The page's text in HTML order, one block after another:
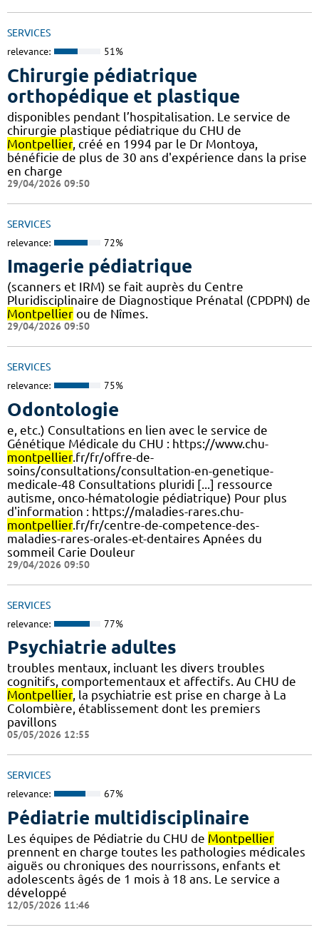
SERVICES
relevance: 51%
Chirurgie pédiatrique
orthopédique et plastique
disponibles pendant l’hospitalisation. Le service de
chirurgie plastique pédiatrique du CHU de
Montpellier, créé en 1994 par le Dr Montoya,
bénéficie de plus de 30 ans d'expérience dans la prise
en charge
29/04/2026 09:50
SERVICES
relevance: 72%
Imagerie pédiatrique
(scanners et IRM) se fait auprès du Centre
Pluridisciplinaire de Diagnostique Prénatal (CPDPN) de
Montpellier ou de Nîmes.
29/04/2026 09:50
SERVICES
relevance: 75%
Odontologie
e, etc.) Consultations en lien avec le service de
Génétique Médicale du CHU : https://www.chu-
montpellier.fr/fr/offre-de-
soins/consultations/consultation-en-genetique-
medicale-48 Consultations pluridi [...] ressource
autisme, onco-hématologie pédiatrique) Pour plus
d'information : https://maladies-rares.chu-
montpellier.fr/fr/centre-de-competence-des-
maladies-rares-orales-et-dentaires Apnées du
sommeil Carie Douleur
29/04/2026 09:50
SERVICES
relevance: 77%
Psychiatrie adultes
troubles mentaux, incluant les divers troubles
cognitifs, comportementaux et affectifs. Au CHU de
Montpellier, la psychiatrie est prise en charge à La
Colombière, établissement dont les premiers
pavillons
05/05/2026 12:55
SERVICES
relevance: 67%
Pédiatrie multidisciplinaire
Les équipes de Pédiatrie du CHU de Montpellier
prennent en charge toutes les pathologies médicales
aiguës ou chroniques des nourrissons, enfants et
adolescents âgés de 1 mois à 18 ans. Le service a
développé
12/05/2026 11:46